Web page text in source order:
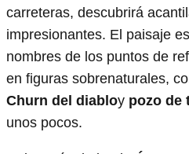
carreteras, descubrirá
impresionantes. El paisaje
nombres de los puntos de
en figuras sobrenaturales,
Churn del diabloy pozo de
unos pocos.